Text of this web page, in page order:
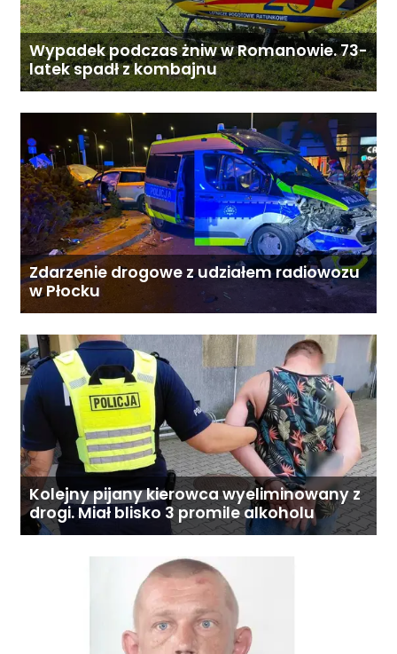
Wypadek podczas żniw w Romanowie. 73-
latek spadł z kombajnu
Zdarzenie drogowe z udziałem radiowozu
w Płocku
Kolejny pijany kierowca wyeliminowany z
drogi. Miał blisko 3 promile alkoholu